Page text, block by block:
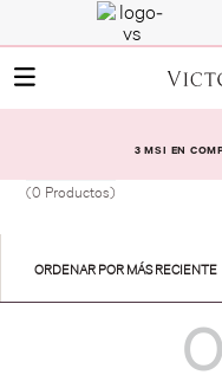
3 MSI EN
0 Productos
ORDENAR POR MÁS RECIENTE